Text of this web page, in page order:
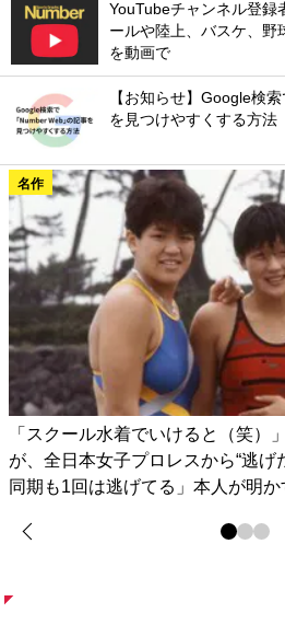
YouTubeチャンネル登録
ールや陸上、バスケ、野
を動画で
【お知らせ】Google検
を見つけやすくする方法
名作
「スクール水着でいけると（笑）
が、全日本女子プロレスから“逃げ
同期も1回は逃げてる」本人が明